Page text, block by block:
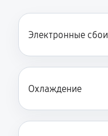
Электронные сбои
Охлаждение